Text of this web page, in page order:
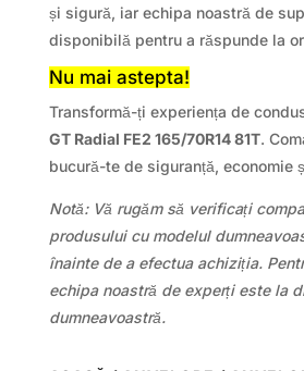
și sigură, iar echipa noastră de
disponibilă pentru a răspunde la
Nu mai astepta!
Transformă-ți experiența de
GT Radial FE2 165/70R14 81T.
bucură-te de siguranță, economie
Notă: Vă rugăm să verificați
produsului cu modelul
înainte de a efectua achiziția.
echipa noastră de experți este la
dumneavoastră.